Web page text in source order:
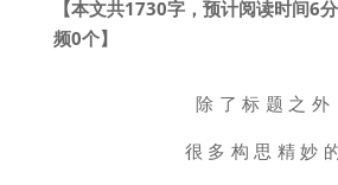
【本文共1730字，预计阅读时间6
频0个】
除了标题之外
很多构思精妙